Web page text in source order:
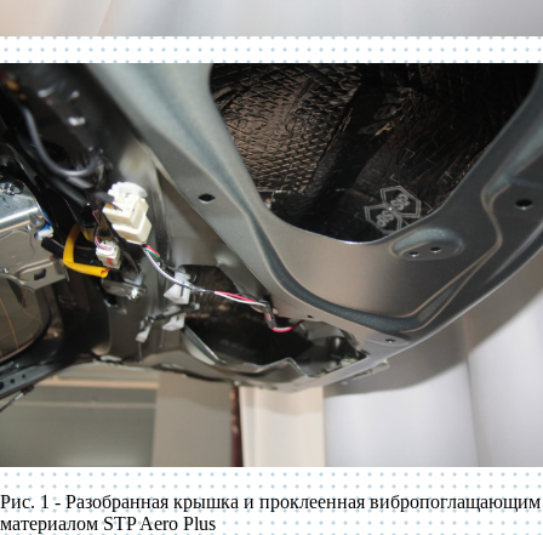
Рис. 1 - Разобранная крышка и проклеенная вибропоглащающим
материалом STP Aero Plus